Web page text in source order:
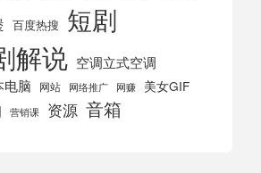
百度热搜 短剧
解说 空调立式空调
电脑 网站 网络推广 网赚
美女GIF
营销课 资源 音箱